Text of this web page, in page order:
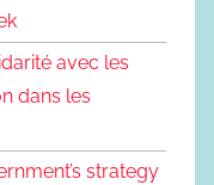
avec les
dans les
strategy